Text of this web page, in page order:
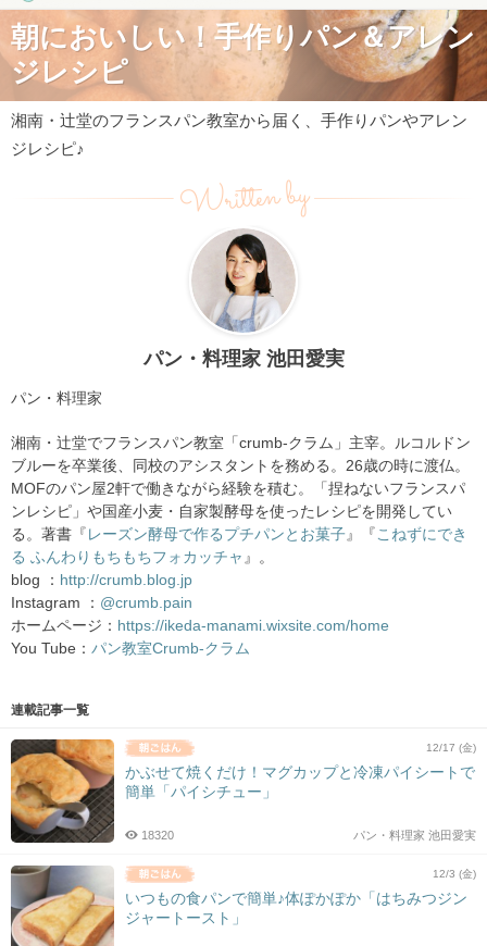
朝においしい！手作りパン＆アレン
ジレシピ
湘南・辻堂のフランスパン教室から届く、手作りパンやアレン
ジレシピ♪
Written by
パン・料理家 池田愛実
パン・料理家
湘南・辻堂でフランスパン教室「crumb-クラム」主宰。ルコルドン
ブルーを卒業後、同校のアシスタントを務める。26歳の時に渡仏。
MOFのパン屋2軒で働きながら経験を積む。「捏ねないフランスパ
ンレシピ」や国産小麦・自家製酵母を使ったレシピを開発してい
る。著書『 レーズン酵母で作るプチパンとお菓子』『 こねずにでき
る ふんわりもちもちフォカッチャ 』。
blog ： http://crumb.blog.jp
Instagram ： @crumb.pain
ホームページ： https://ikeda-manami.wixsite.com/home
You Tube： パン教室Crumb-クラム
連載記事一覧
12/17 (金)
かぶせて焼くだけ！マグカップと冷凍パイシートで
簡単「パイシチュー」
パン・料理家 池田愛実
18320
12/3 (金)
いつもの食パンで簡単♪体ぽかぽか「はちみつジン
ジャートースト」